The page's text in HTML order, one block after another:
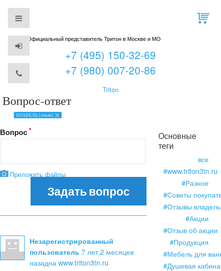
Официальный представитель Тритон в Москве и МО
+7 (495) 150-32-69
+7 (980) 007-20-86
Triton
Вопрос-ответ
ИЗАБЕЛЬ [левая]
Вопрос
Приложить файлы
Задать вопрос
Незарегистрированный
пользователь 7 лет,2 месяцев
назадна www.triton3tn.ru
Основные
теги
все
#www.triton3tn.ru
#Разное
#Советы
#Отзывы
#Акции
#Отзыв об акции
#Продукция
#Мебель для
#Душевая кабина